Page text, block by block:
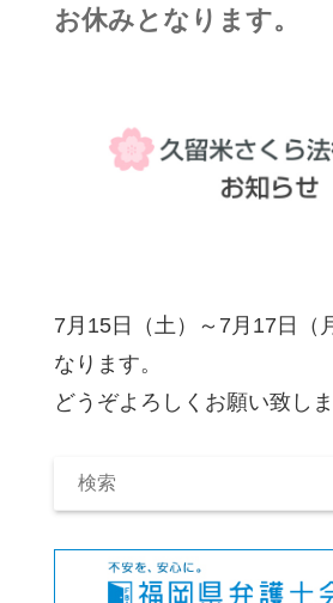
お休みとなります。
7月15日（土）～7月17日（
なります。
どうぞよろしくお願い致しま